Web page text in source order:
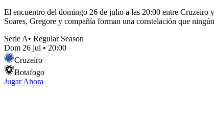
El encuentro del domingo 26 de julio a las 20:00 entre Cruzeiro
Soares, Gregore y compañía forman una constelación que
Serie A• Regular Season
Dom 26 jul • 20:00
Cruzeiro
Botafogo
Jugar Ahora